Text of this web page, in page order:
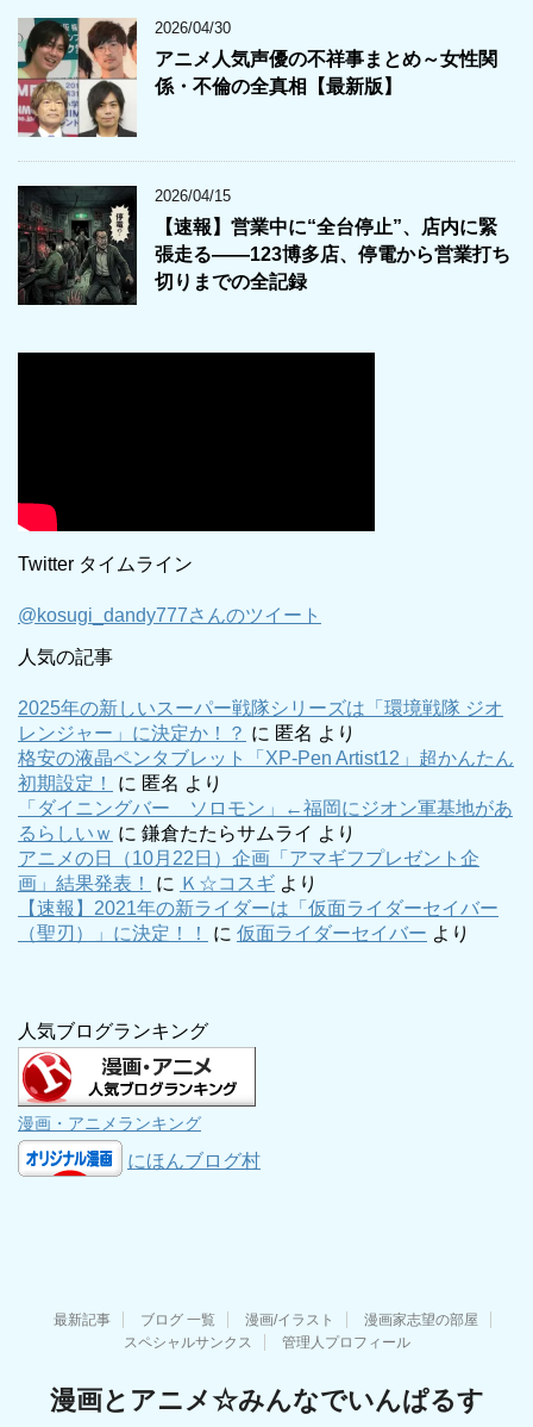
2026/04/30
アニメ人気声優の不祥事まとめ～女性関
係・不倫の全真相【最新版】
2026/04/15
【速報】営業中に“全台停止”、店内に緊
張走る――123博多店、停電から営業打ち
切りまでの全記録
Twitter タイムライン
@kosugi_dandy777さんのツイート
人気の記事
2025年の新しいスーパー戦隊シリーズは「環境戦隊 ジオ
レンジャー」に決定か！？ に 匿名 より
格安の液晶ペンタブレット「XP-Pen Artist12」超かんたん
初期設定！
に 匿名 より
「ダイニングバー ソロモン」←福岡にジオン軍基地があ
るらしいｗ に 鎌倉たたらサムライ より
アニメの日（10月22日）企画「アマギフプレゼント企
画」結果発表！
に Ｋ☆コスギ より
【速報】2021年の新ライダーは「仮面ライダーセイバー
（聖刃）」に決定！！
に 仮面ライダーセイバー より
人気ブログランキング
漫画・アニメランキング
にほんブログ村
最新記事 ブログ 一覧 漫画/イラスト
漫画家志望の部屋
スペシャルサンクス
管理人プロフィール
漫画とアニメ☆みんなでいんぱるす